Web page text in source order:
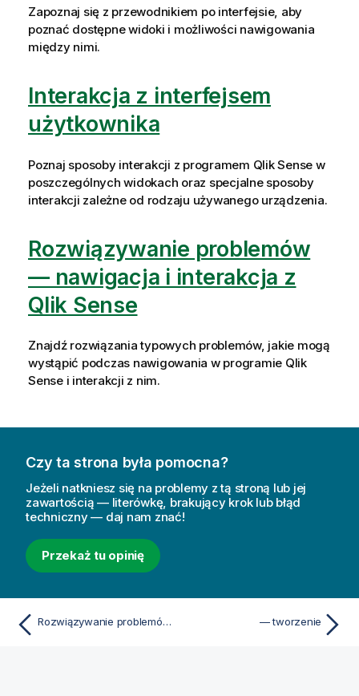
Zapoznaj się z przewodnikiem po interfejsie, aby
poznać dostępne widoki i możliwości nawigowania
między nimi.
Interakcja z interfejsem
użytkownika
Poznaj sposoby interakcji z programem Qlik Sense w
poszczególnych widokach oraz specjalne sposoby
interakcji zależne od rodzaju używanego urządzenia.
Rozwiązywanie problemów
— nawigacja i interakcja z
Qlik Sense
Znajdź rozwiązania typowych problemów, jakie mogą
wystąpić podczas nawigowania w programie Qlik
Sensei interakcji z nim.
Czy ta strona była pomocna?
Jeżeli natkniesz się na problemy z tą stroną lub jej
zawartością — literówkę, brakujący krok lub błąd
techniczny — daj nam znać!
Przekaż tu opinię
Rozwiązywanie problemów — nawigacja i interakcja z Qlik Sense — tworzenie